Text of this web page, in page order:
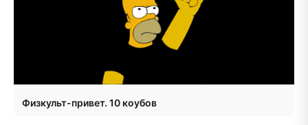
Физкульт-привет. 10 коубов